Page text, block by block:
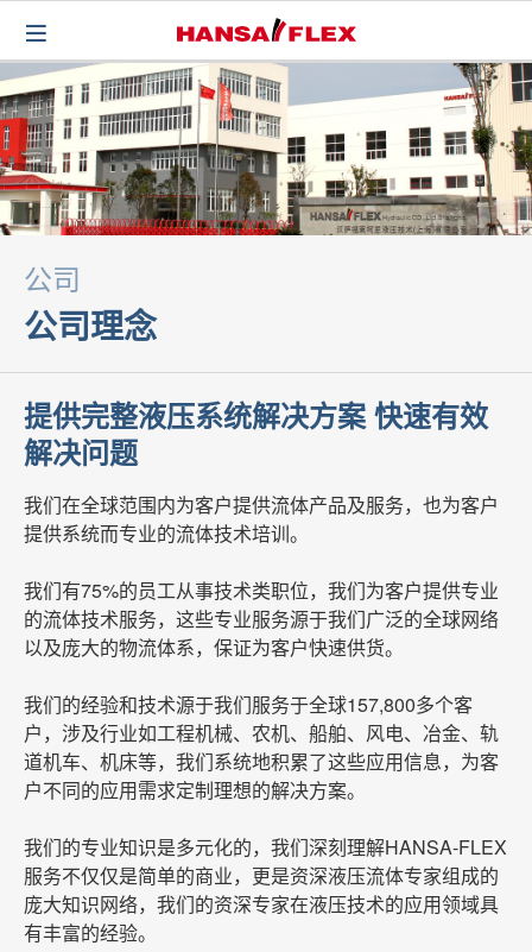
公司
公司理念
提供完整液压系统解决方案 快速有效
解决问题
我们在全球范围内为客户提供流体产品及服务，也为客户
提供系统而专业的流体技术培训。
我们有75%的员工从事技术类职位，我们为客户提供专业
的流体技术服务，这些专业服务源于我们广泛的全球网络
以及庞大的物流体系，保证为客户快速供货。
我们的经验和技术源于我们服务于全球157,800多个客
户，涉及行业如工程机械、农机、船舶、风电、冶金、轨
道机车、机床等，我们系统地积累了这些应用信息，为客
户不同的应用需求定制理想的解决方案。
我们的专业知识是多元化的，我们深刻理解HANSA-FLEX
服务不仅仅是简单的商业，更是资深液压流体专家组成的
庞大知识网络，我们的资深专家在液压技术的应用领域具
有丰富的经验。